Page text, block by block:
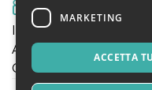
Film & Media
INIZIO SPETTACOLO
ARENA DEL
Capodimonte -Parco
MARKETING
ACCETTA